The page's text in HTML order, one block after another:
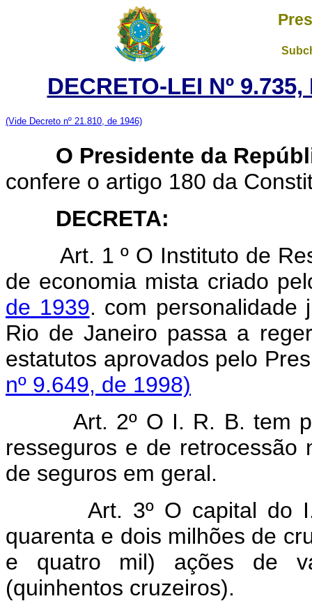
DECRETO-LEI Nº
(Vide Decreto nº 21.810, de 1946)
O Presidente da
confere o artigo 180 da
DECRETA:
Art. 1 º O Instituto de
de economia mista criado
de 1939. com personalidade
Rio de Janeiro passa a
estatutos aprovados pelo
nº 9.649, de 1998)
Art. 2º O I. R. B. tem
resseguros e de retrocessão
de seguros em geral.
Art. 3º O capital do
quarenta e dois milhões de
e quatro mil) ações de
(quinhentos cruzeiros).